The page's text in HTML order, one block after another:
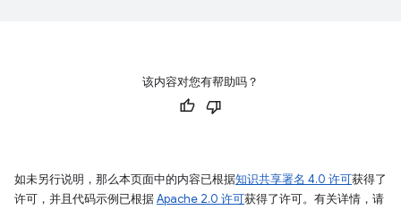
该内容对您有帮助吗？
如未另行说明，那么本页面中的内容已根据知识共享署名 4.0 许可获得了
许可，并且代码示例已根据Apache 2.0 许可获得了许可。有关详情，请